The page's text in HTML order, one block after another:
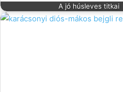
A jó húsleves titkai